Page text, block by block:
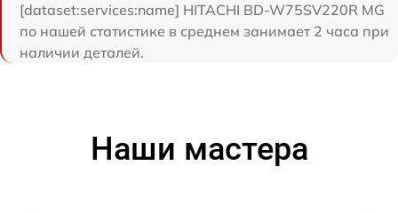
[dataset:services:name] HITACHI BD-W75SV220R MG
по нашей статистике в среднем занимает 2 часа при
наличии деталей.
Наши мастера